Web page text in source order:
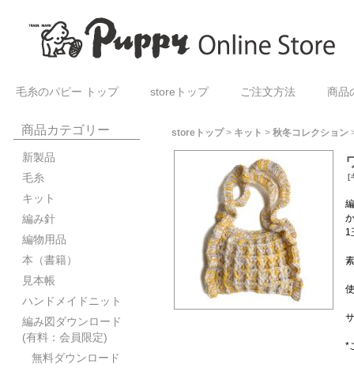
毛糸のパピー トップ storeトップ ご注文方法 商品
商品カテゴリー
新製品
毛糸
キット
編み針
編物用品
本（書籍）
見本帳
ハンドメイドニット
編み図ダウンロード
(有料：会員限定)
無料ダウンロード
storeトップ> キット > 秋冬コレクション
[
1
*